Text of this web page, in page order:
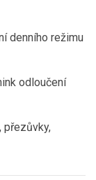
denního režimu
odloučení
přezůvky,